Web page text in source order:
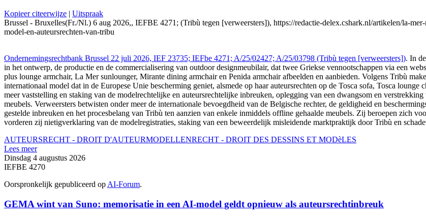
Kopieer citeerwijze | Uitspraak
Brussel - Bruxelles(Fr./Nl.) 6 aug 2026,, IEFBE 4271; (Tribù tegen [verweersters]), https://redactie-delex.cshark.nl/artikelen/la-
model-en-auteursrechten-van-tribu
Ondernemingsrechtbank Brussel 22 juli 2026, IEF 23735; IEFbe 4271; A/25/02427; A/25/03798 (Tribù tegen [verweersters]). In
in het ontwerp, de productie en de commercialisering van outdoor designmeubilair, dat twee Griekse vennootschappen via een
plus lounge armchair, La Mer sunlounger, Mirante dining armchair en Penida armchair afbeelden en aanbieden. Volgens Tribù
internationaal model dat in de Europese Unie bescherming geniet, alsmede op haar auteursrechten op de Tosca sofa, Tosca
meer vaststelling en staking van de modelrechtelijke en auteursrechtelijke inbreuken, oplegging van een dwangsom en
meubels. Verweersters betwisten onder meer de internationale bevoegdheid van de Belgische rechter, de geldigheid en
gestelde inbreuken en het procesbelang van Tribù ten aanzien van enkele inmiddels offline gehaalde meubels. Zij beroepen zich
vorderen zij nietigverklaring van de modelregistraties, staking van een beweerdelijk misleidende marktpraktijk door Tribù en
AUTEURSRECHT - DROIT D'AUTEURMODELLENRECHT - DROIT DES DESSINS ET MODèLES
Lees meer
Dinsdag 4 augustus 2026
IEFBE 4270
Oorspronkelijk gepubliceerd op AI-Forum.
GEMA wint van Suno: memorisatie in een AI-model geldt opnieuw als auteursrechtinbreuk